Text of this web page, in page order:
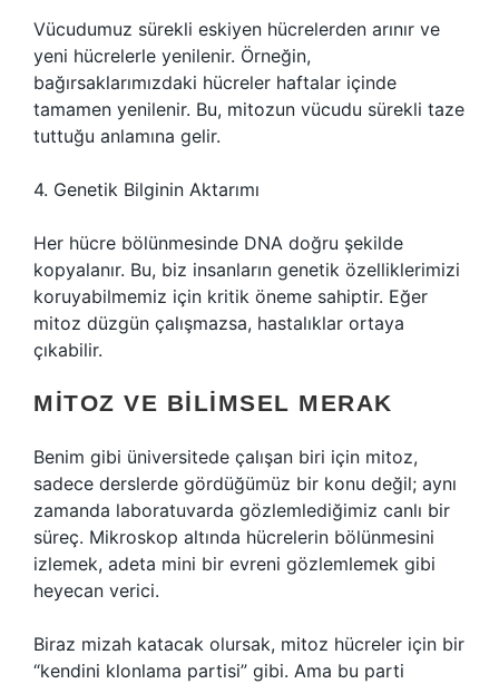
Vücudumuz sürekli eskiyen hücrelerden arınır ve
yeni hücrelerle yenilenir. Örneğin,
bağırsaklarımızdaki hücreler haftalar içinde
tamamen yenilenir. Bu, mitozun vücudu sürekli taze
tuttuğu anlamına gelir.
4. Genetik Bilginin Aktarımı
Her hücre bölünmesinde DNA doğru şekilde
kopyalanır. Bu, biz insanların genetik özelliklerimizi
koruyabilmemiz için kritik öneme sahiptir. Eğer
mitoz düzgün çalışmazsa, hastalıklar ortaya
çıkabilir.
MITOZ VE BILIMSEL MERAK
Benim gibi üniversitede çalışan biri için mitoz,
sadece derslerde gördüğümüz bir konu değil; aynı
zamanda laboratuvarda gözlemlediğimiz canlı bir
süreç. Mikroskop altında hücrelerin bölünmesini
izlemek, adeta mini bir evreni gözlemlemek gibi
heyecan verici.
Biraz mizah katacak olursak, mitoz hücreler için bir
“kendini klonlama partisi” gibi. Ama bu parti